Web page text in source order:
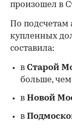
произошел в
По подсчетам
купленных
составила:
в Старой
больше,
в Новой
в